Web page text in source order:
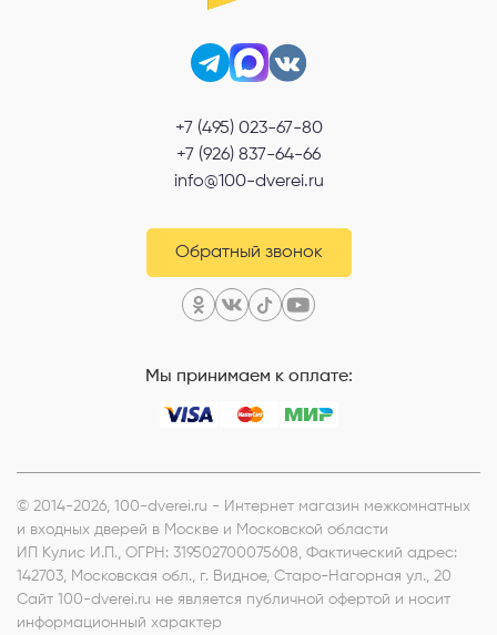
+7 (495) 023-67-80
+7 (926) 837-64-66
info@100-dverei.ru
Обратный звонок
Мы принимаем к оплате:
© 2014-2026, 100-dverei.ru - Интернет магазин межкомнатных
и входных дверей в Москве и Московской области
ИП Кулис И.П., ОГРН: 319502700075608, Фактический адрес:
142703, Московская обл., г. Видное, Старо-Нагорная ул., 20
Сайт 100-dverei.ru не является публичной офертой и носит
информационный характер